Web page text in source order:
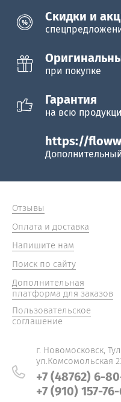
Cкидки и
при покупке
Гарантия
на всю
https://
Отзывы
Оплата и доставка
Напишите нам
Поиск по сайту
Дополнительная
платформа для заказов
Пользовательское
соглашение
г. Новомосковск,
ул.Комсомольская
+7 (48762) 6-
+7 (910) 157-